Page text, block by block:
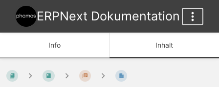
ERPNext Dokumentation
Info Inhalt